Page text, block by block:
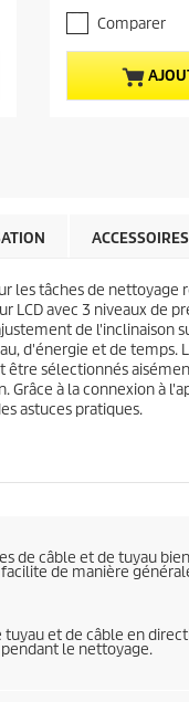
a
c
t
u
t
.
5
s
r
1
3
3
a
v
i
s
Comparer
ACCESSOIRES
les tâches de nettoyage
avec 3 niveaux de
de l'inclinaison
d'énergie et de temps.
sélectionnés
à la connexion à
astuces pratiques.
de câble et de tuyau
de manière
et de câble en
le nettoyage.